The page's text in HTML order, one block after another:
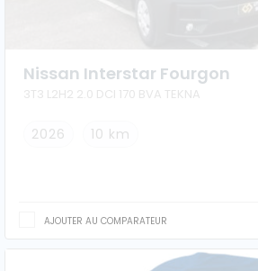
Nissan Interstar Fourgon
3T3 L2H2 2.0 DCI 170 BVA TEKNA
2026 10 km
AJOUTER AU COMPARATEUR